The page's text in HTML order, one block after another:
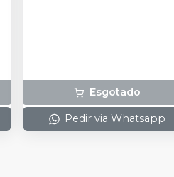
Esgotado
Pedir via Whatsapp